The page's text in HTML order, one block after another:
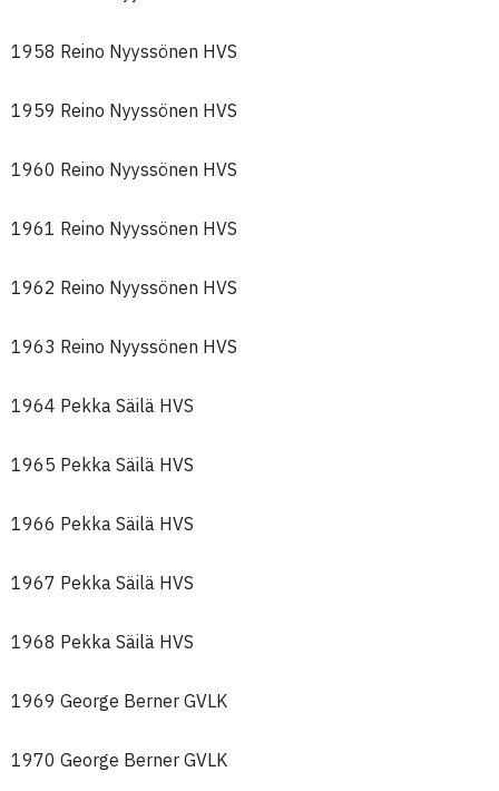
1958 Reino Nyyssönen HVS
1959 Reino Nyyssönen HVS
1960 Reino Nyyssönen HVS
1961 Reino Nyyssönen HVS
1962 Reino Nyyssönen HVS
1963 Reino Nyyssönen HVS
1964 Pekka Säilä HVS
1965 Pekka Säilä HVS
1966 Pekka Säilä HVS
1967 Pekka Säilä HVS
1968 Pekka Säilä HVS
1969 George Berner GVLK
1970 George Berner GVLK